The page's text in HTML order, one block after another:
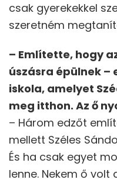
csak gyerekekkel
szeretném
– Említette, hogy
úszásra épülnek –
iskola, amelyet
meg itthon. Az ő
– Három edzőt
mellett Széles
És ha csak egyet
lenne. Nekem ő volt